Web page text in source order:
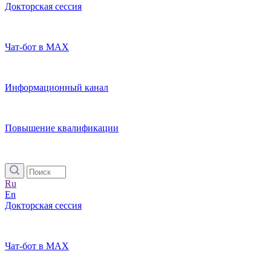
Докторская сессия
Чат-бот в MAX
Информационный канал
Повышение квалификации
Ru
En
Докторская сессия
Чат-бот в MAX